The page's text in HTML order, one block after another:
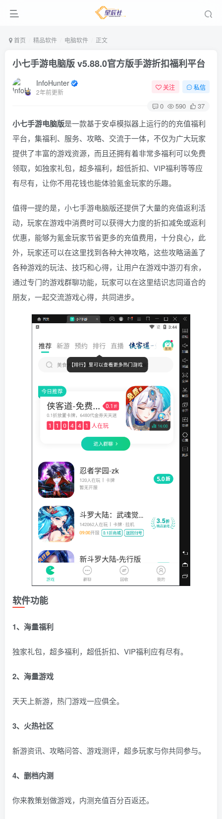
首页 精品软件 电脑软件 正文
小七手游电脑版 v5.88.0官方版手游折扣福利平台
InfoHunter
2年前更新
关注 私信
0 590 37
小七手游电脑版是一款基于安卓模拟器上运行的的充值福利
平台，集福利、服务、攻略、交流于一体，不仅为广大玩家
提供了丰富的游戏资源，而且还拥有着非常多福利可以免费
领取，如独家礼包，超多福利，超低折扣、VIP福利等等应
有尽有，让你不用花钱也能体验氪金玩家的乐趣。
值得一提的是，小七手游电脑版还提供了大量的充值返利活
动，玩家在游戏中消费时可以获得大力度的折扣减免或返利
优惠，能够为氪金玩家节省更多的充值费用，十分良心，此
外，玩家还可以在这里找到各种大神攻略，这些攻略涵盖了
各种游戏的玩法、技巧和心得，让用户在游戏中游刃有余，
通过专门的游戏群聊功能，玩家可以在这里结识志同道合的
朋友，一起交流游戏心得，共同进步。
软件功能
1、海量福利
独家礼包，超多福利，超低折扣、VIP福利应有尽有。
2、海量游戏
天天上新游，热门游戏一应俱全。
3、火热社区
新游资讯、攻略问答、游戏测评，超多玩家与你共同参与。
4、删档内测
你来教策划做游戏，内测充值百分百返还。